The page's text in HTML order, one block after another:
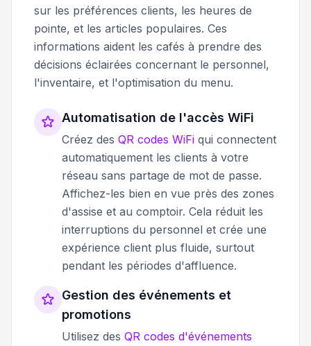
sur les préférences clients, les heures de
pointe, et les articles populaires. Ces
informations aident les cafés à prendre des
décisions éclairées concernant le personnel,
l'inventaire, et l'optimisation du menu.
Automatisation de l'accès WiFi
Créez des QR codes WiFi qui connectent
automatiquement les clients à votre
réseau sans partage de mot de passe.
Affichez-les bien en vue près des zones
d'assise et au comptoir. Cela réduit les
interruptions du personnel et crée une
expérience client plus fluide, surtout
pendant les périodes d'affluence.
Gestion des événements et
promotions
Utilisez des QR codes d'événements